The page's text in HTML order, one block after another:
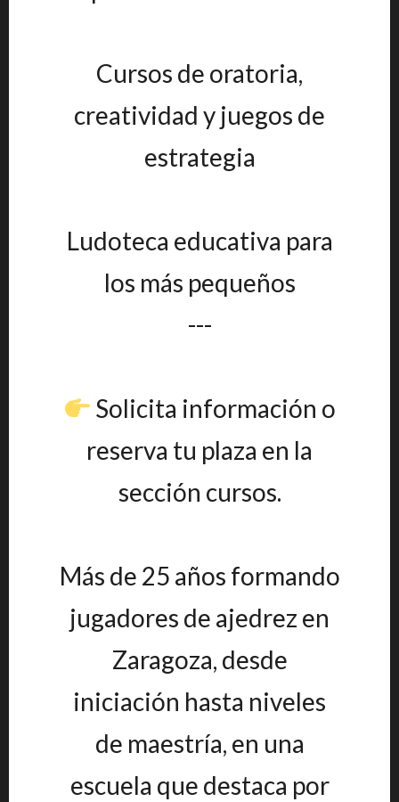
Cursos de oratoria,
creatividad y juegos de
estrategia
Ludoteca educativa para
los más pequeños
---
Solicita información o
reserva tu plaza en la
sección cursos.
Más de 25 años formando
jugadores de ajedrez en
Zaragoza, desde
iniciación hasta niveles
de maestría, en una
escuela que destaca por